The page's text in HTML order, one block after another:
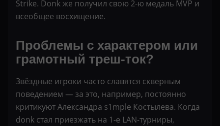
Strike. Donk же получил свою 2-ю медаль MVP и
всеобщее восхищение.
Проблемы с характером или
грамотный треш-ток?
Звёздные игроки часто славятся скверным
поведением — за это, например, постоянно
критикуют Александра s1mple Костылева. Когда
donk стал приезжать на 1-е LAN-турниры,